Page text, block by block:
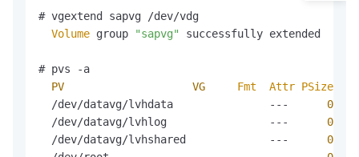
# vgextend sapvg /dev/vdg
Volume group "sapvg" successfully extended
# pvs -a
PV
VG Fmt Attr PSize
  /dev/datavg/lvhdata               ---
0
  /dev/datavg/lvhlog                ---
0
  /dev/datavg/lvhshared             ---
0